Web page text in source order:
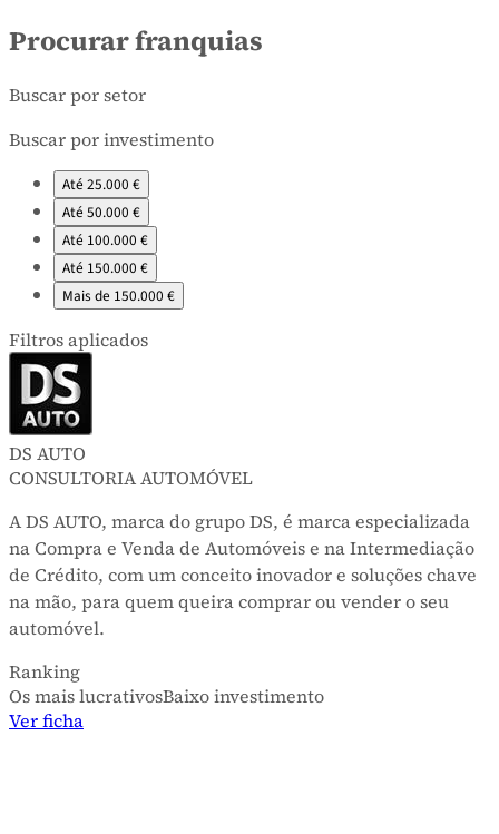
Procurar franquias
Buscar por setor
Buscar por investimento
Até 25.000 €
Até 50.000 €
Até 100.000 €
Até 150.000 €
Mais de 150.000 €
Filtros aplicados
DS AUTO
CONSULTORIA AUTOMÓVEL
A DS AUTO, marca do grupo DS, é marca especializada
na Compra e Venda de Automóveis e na Intermediação
de Crédito, com um conceito inovador e soluções chave
na mão, para quem queira comprar ou vender o seu
automóvel.
Ranking
Os mais lucrativosBaixo investimento
Ver ficha